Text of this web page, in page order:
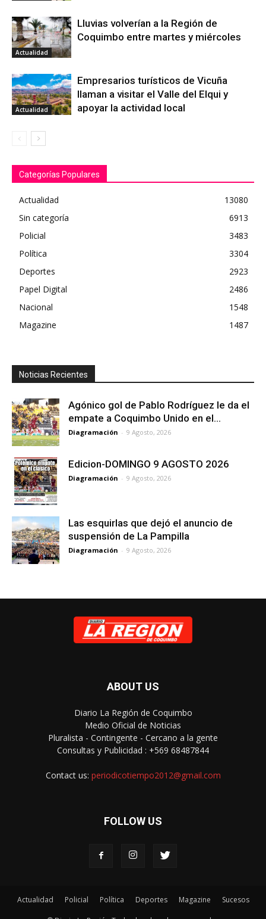
Actualidad
Lluvias volverían a la Región de
Coquimbo entre martes y miércoles
Actualidad
Empresarios turísticos de Vicuña
llaman a visitar el Valle del Elqui y
apoyar la actividad local
Categorías Populares
Actualidad
13080
Sin categoría
6913
Policial
3483
Política
3304
Deportes
2923
Papel Digital
2486
Nacional
1548
Magazine
1487
Noticias Recientes
Agónico gol de Pablo Rodríguez le da el
empate a Coquimbo Unido en el...
Diagramación - 9 Agosto, 2026
Edicion-DOMINGO 9 AGOSTO 2026
Diagramación - 9 Agosto, 2026
Las esquirlas que dejó el anuncio de
suspensión de La Pampilla
Diagramación - 9 Agosto, 2026
ABOUT US
Diario La Región de Coquimbo
Medio Oficial de Noticias
Pluralista - Contingente - Cercano a la gente
Consultas y Publicidad : +569 68487844
Contact us: periodicotiempo2012@gmail.com
FOLLOW US
Actualidad Policial Política Deportes Magazine Sucesos